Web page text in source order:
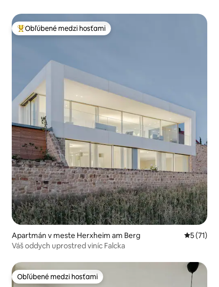
Najobľúbenejšie medzi hosťami
Obľúbené medzi hosťami
Apartmán v meste Herxheim am Berg
5 (71)
Váš oddych uprostred viníc Falcka
Obľúbené medzi hosťami
Obľúbené medzi hosťami